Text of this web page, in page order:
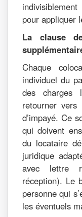
pour appliquer
La clause
Chaque
individuel du
des charges
retourner vers
d’impayé. Ce
qui doivent
du locataire
juridique
avec lettre
réception). Le
personne qui
les éventuels